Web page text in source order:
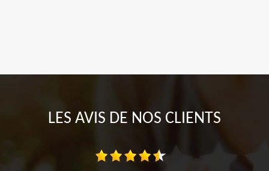
LES AVIS DE NOS CLIENTS